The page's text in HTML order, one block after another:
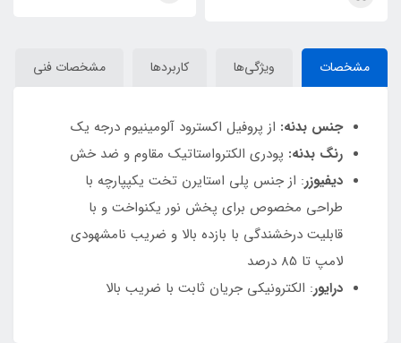
مشخصات ویژگی‌ها کاربردها مشخصات فنی
جنس بدنه: از پروفیل اکسترود آلومینیوم درجه یک
رنگ بدنه: پودری الکترواستاتیک مقاوم و ضد خش
دیفیوزر: از جنس پلی استایرن تخت یکپپارچه با
طراحی مخصوص برای پخش نور یکنواخت و با
قابلیت درخشندگی با بازده بالا و ضریب نامشهودی
لامپ تا 85 درصد
درایور: الکترونیکی جریان ثابت با ضریب بالا